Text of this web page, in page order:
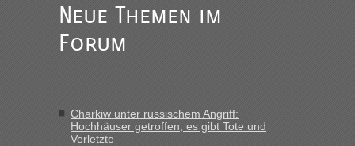
Neue Themen im
Forum
Charkiw unter russischem Angriff:
Hochhäuser getroffen, es gibt Tote und
Verletzte